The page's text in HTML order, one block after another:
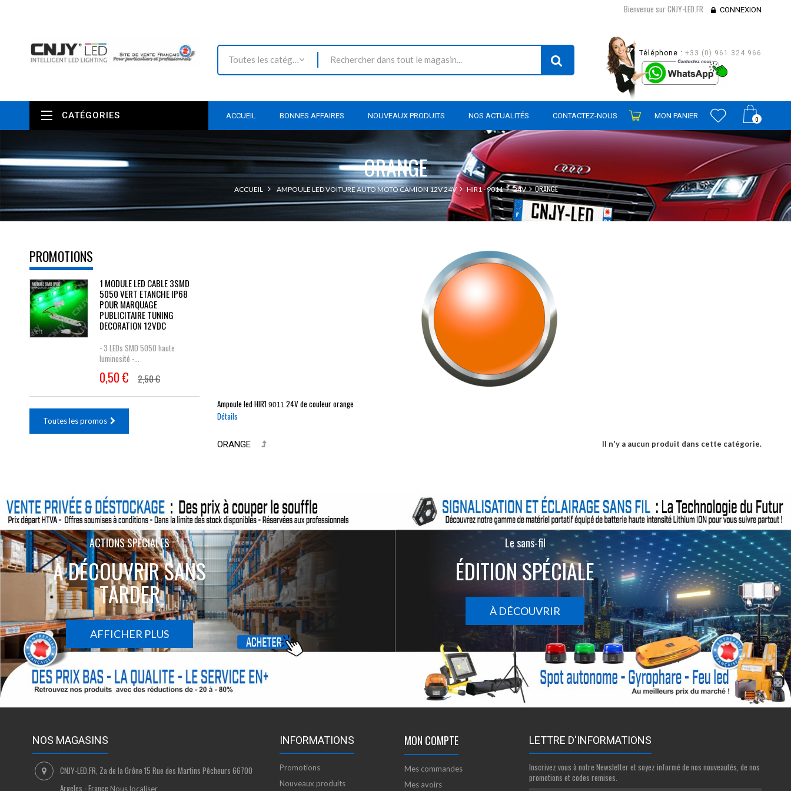
Bienvenue sur CNJY-LED.FR CONNEXION
Toutes les catégories
Téléphone : +33 (0) 961 324 966
0
ACCUEIL BONNES AFFAIRES NOUVEAUX PRODUITS NOS ACTUALITÉS CONTACTEZ-NOUS MON PANIER
CATÉGORIES
ORANGE
ACCUEIL AMPOULE LED VOITURE AUTO MOTO CAMION 12V 24V HIR1 - 9011 24V ORANGE
PROMOTIONS
1 MODULE LED CABLE 3SMD
5050 VERT ETANCHE IP68
POUR MARQUAGE
PUBLICITAIRE TUNING
DECORATION 12VDC
- 3 LEDs SMD 5050 haute
luminosité -...
0,50 € 2,50 €
Toutes les promos
Ampoule ledHIR1 9011 24V de couleur orange
Détails
ORANGE Il n'y a aucun produit dans cette catégorie.
ACTIONS SPÉCIALES
À DÉCOUVRIR SANS
TARDER
AFFICHER PLUS
Le sans-fil
ÉDITION SPÉCIALE
À DÉCOUVRIR
NOS MAGASINS
CNJY-LED.FR, Za de la Grône 15 Rue des Martins Pêcheurs 66700
Argeles - France Nous localiser
INFORMATIONS
Promotions
Nouveaux produits
MON COMPTE
Mes commandes
Mes avoirs
LETTRE D'INFORMATIONS
Inscrivez vous à notre Newsletter et soyez informé de nos nouveautés, de nos
promotions et codes remises.